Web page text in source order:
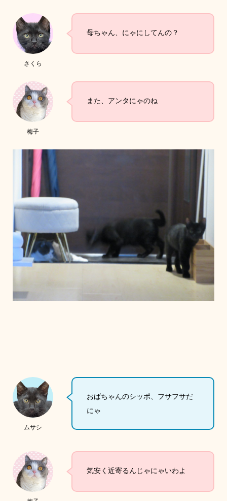
さくら
母ちゃん、にゃにしてんの？
梅子
また、アンタにゃのね
ムサシ
おばちゃんのシッポ、フサフサだ
にゃ
気安く近寄るんじゃにゃいわよ